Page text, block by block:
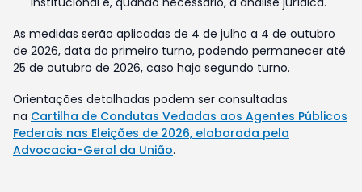
As medidas serão aplicadas de 4 de julho a 4 de outubro
de 2026, data do primeiro turno, podendo permanecer até
25 de outubro de 2026, caso haja segundo turno.
Orientações detalhadas podem ser consultadas
na Cartilha de Condutas Vedadas aos Agentes Públicos
Federais nas Eleições de 2026, elaborada pela
Advocacia-Geral da União.